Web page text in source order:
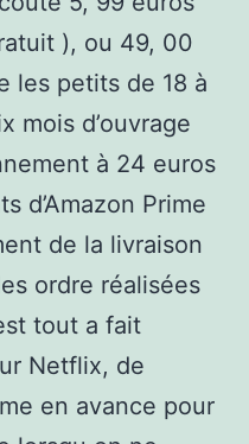
), ou 49, 00
les petits de 18 à
mois d’ouvrage
à 24 euros
d’Amazon Prime
de la livraison
ordre réalisées
tout a fait
Netflix, de
en avance pour